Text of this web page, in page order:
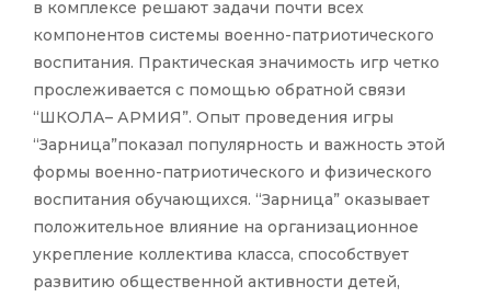
в комплексе решают задачи почти всех
компонентов системы военно-патриотического
воспитания. Практическая значимость игр четко
прослеживается с помощью обратной связи
“ШКОЛА– АРМИЯ”. Опыт проведения игры
“Зарница”показал популярность и важность этой
формы военно-патриотического и физического
воспитания обучающихся. “Зарница” оказывает
положительное влияние на организационное
укрепление коллектива класса, способствует
развитию общественной активности детей,